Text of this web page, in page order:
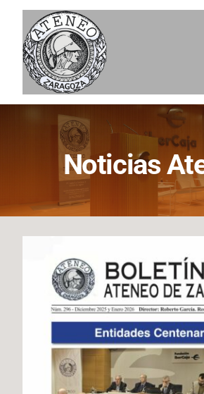
Saltar
contenido
Inicio
El Ateneo
Secciones
Publicaciones
Galería
Actividades
Noticias